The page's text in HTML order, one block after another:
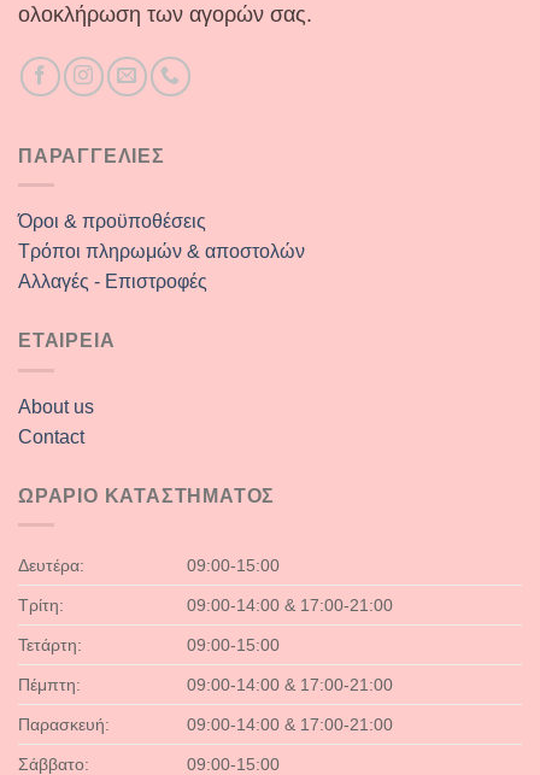
ολοκλήρωση των αγορών σας.
ΠΑΡΑΓΓΕΛΙΕΣ
Όροι & προϋποθέσεις
Τρόποι πληρωμών & αποστολών
Αλλαγές - Επιστροφές
ΕΤΑΙΡΕΙΑ
About us
Contact
ΩΡΑΡΙΟ ΚΑΤΑΣΤΗΜΑΤΟΣ
Δευτέρα: 09:00-15:00
Τρίτη: 09:00-14:00 & 17:00-21:00
Τετάρτη: 09:00-15:00
Πέμπτη: 09:00-14:00 & 17:00-21:00
Παρασκευή: 09:00-14:00 & 17:00-21:00
Σάββατο: 09:00-15:00